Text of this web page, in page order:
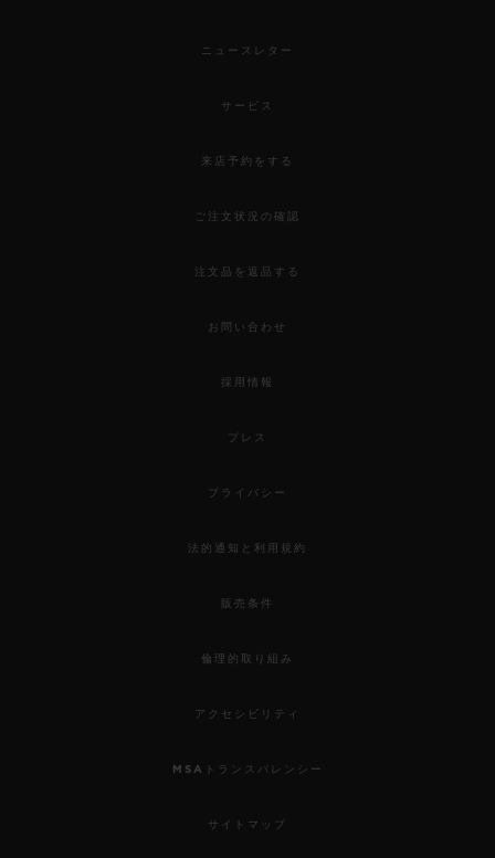
ニュースレター
サービス
来店予約をする
ご注文状況の確認
注文品を返品する
お問い合わせ
採用情報
プレス
プライバシー
法的通知と利用規約
販売条件
倫理的取り組み
アクセシビリティ
MSAトランスパレンシー
サイトマップ